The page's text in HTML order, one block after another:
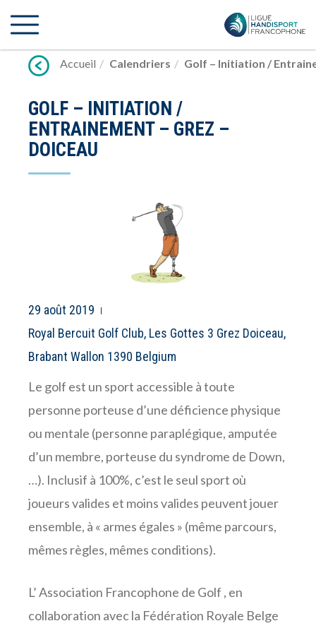
vers
Accueil
Calendriers Golf – Initiation /
GOLF – INITIATION /
ENTRAINEMENT – GREZ –
DOICEAU
29 août 2019
Royal Bercuit Golf Club, Les Gottes 3 Grez Doiceau,
Brabant Wallon 1390 Belgium
Le golf est un sport accessible à toute
personne porteuse d’une déficience physique
ou mentale (personne paraplégique, amputée
d’un membre, porteuse du syndrome de Down,
…). Inclusif à 100%, c’est le seul sport où
joueurs valides et moins valides peuvent jouer
ensemble, à « armes égales » (même parcours,
mêmes règles, mêmes conditions).
L’ Association Francophone de Golf , en
collaboration avec la Fédération Royale Belge